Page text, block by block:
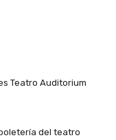
Teatro Auditorium
del teatro